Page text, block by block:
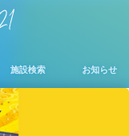
施設検索 お知らせ